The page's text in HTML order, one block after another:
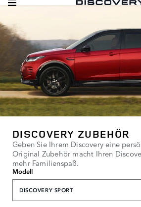
DISCOVERY ZUBEHÖR
Geben Sie Ihrem Discovery eine
Original Zubehör macht Ihren
mehr Familienspaß.
Modell
DISCOVERY SPORT